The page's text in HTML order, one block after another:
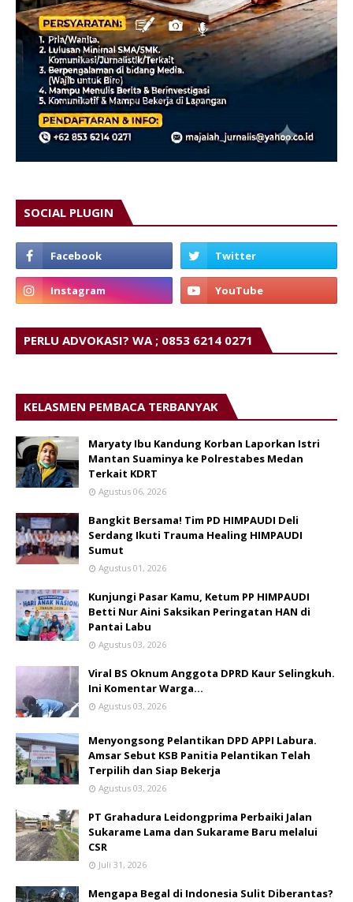
SOCIAL PLUGIN
PERLU ADVOKASI? WA ; 0853 6214 0271
KELASMEN PEMBACA TERBANYAK
Maryaty Ibu Kandung Korban Laporkan Istri
Mantan Suaminya ke Polrestabes Medan
Terkait KDRT
Agustus 06, 2026
Bangkit Bersama! Tim PD HIMPAUDI Deli
Serdang Ikuti Trauma Healing HIMPAUDI
Sumut
Agustus 01, 2026
Kunjungi Pasar Kamu, Ketum PP HIMPAUDI
Betti Nur Aini Saksikan Peringatan HAN di
Pantai Labu
Agustus 03, 2026
Viral BS Oknum Anggota DPRD Kaur Selingkuh.
Ini Komentar Warga…
Agustus 03, 2026
Menyongsong Pelantikan DPD APPI Labura.
Amsar Sebut KSB Panitia Pelantikan Telah
Terpilih dan Siap Bekerja
Agustus 03, 2026
PT Grahadura Leidongprima Perbaiki Jalan
Sukarame Lama dan Sukarame Baru melalui
CSR
Juli 31, 2026
Mengapa Begal di Indonesia Sulit Diberantas?